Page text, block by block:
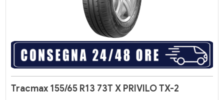
Tracmax 155/65 R13 73T X PRIVILO TX-2